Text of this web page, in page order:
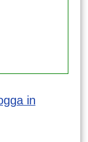
in